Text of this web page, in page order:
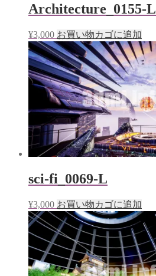
Architecture_0155-L
¥3,000 お買い物カゴに追加
sci-fi_0069-L
¥3,000 お買い物カゴに追加